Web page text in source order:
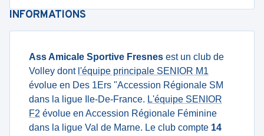
INFORMATIONS
Ass Amicale Sportive Fresnes est un club de
Volley dont l'équipe principale SENIOR M1
évolue en Des 1Ers "Accession Régionale SM
dans la ligue Ile-De-France. L'équipe SENIOR
F2 évolue en Accession Régionale Féminine
dans la ligue Val de Marne. Le club compte 14